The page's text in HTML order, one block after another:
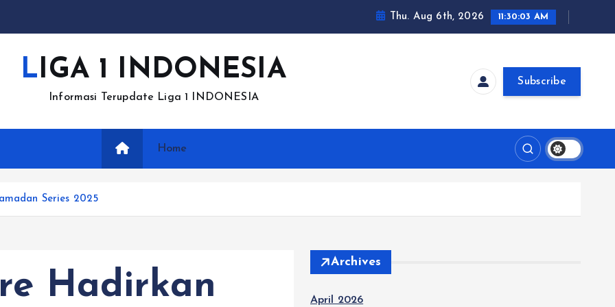
Thu. Aug 6th, 2026 11:30:04 AM
LIGA 1 INDONESIA
Informasi Terupdate Liga 1 INDONESIA
Subscribe
Home
Series 2025
Hadirkan
Archives
April 2026